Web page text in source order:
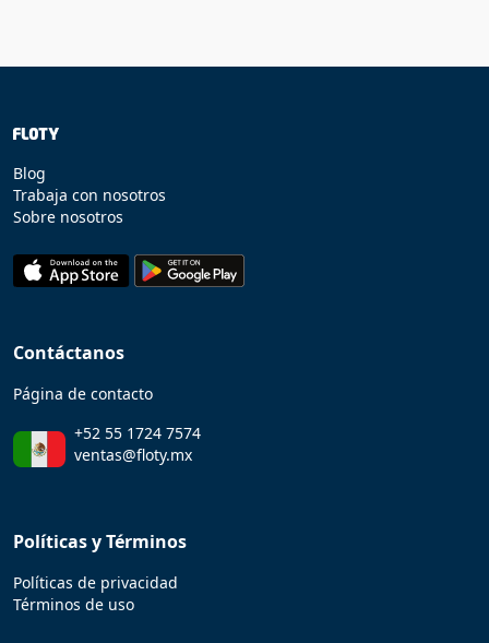
Blog
Trabaja con nosotros
Sobre nosotros
Contáctanos
Página de contacto
+52 55 1724 7574
ventas@floty.mx
Políticas y Términos
Políticas de privacidad
Términos de uso